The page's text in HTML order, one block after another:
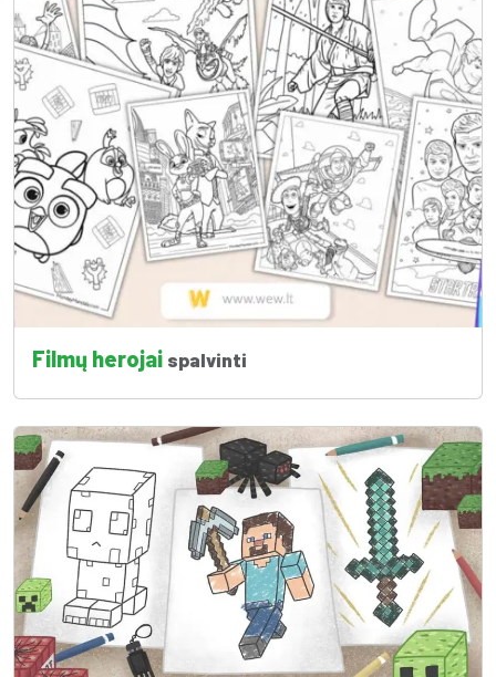
Filmų herojai spalvinti